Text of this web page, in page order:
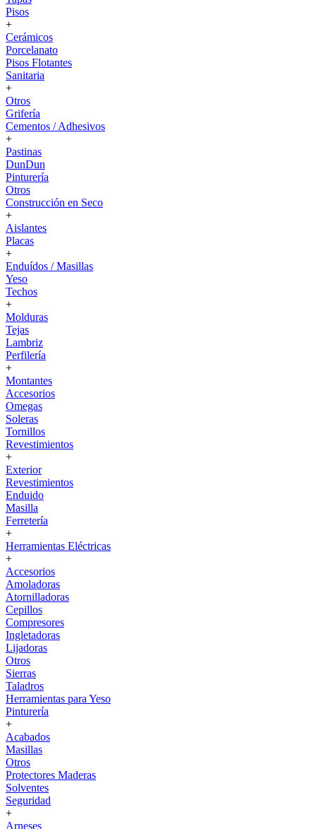
Pisos
+
Cerámicos
Porcelanato
Pisos Flotantes
Sanitaria
+
Otros
Grifería
Cementos / Adhesivos
+
Pastinas
DunDun
Pinturería
Otros
Construcción en Seco
+
Aislantes
Placas
+
Enduídos / Masillas
Yeso
Techos
+
Molduras
Tejas
Lambriz
Perfilería
+
Montantes
Accesorios
Omegas
Soleras
Tornillos
Revestimientos
+
Exterior
Revestimientos
Enduido
Masilla
Ferretería
+
Herramientas Eléctricas
+
Accesorios
Amoladoras
Atornilladoras
Cepillos
Compresores
Ingletadoras
Lijadoras
Otros
Sierras
Taladros
Herramientas para Yeso
Pinturería
+
Acabados
Masillas
Otros
Protectores Maderas
Solventes
Seguridad
+
Arneses